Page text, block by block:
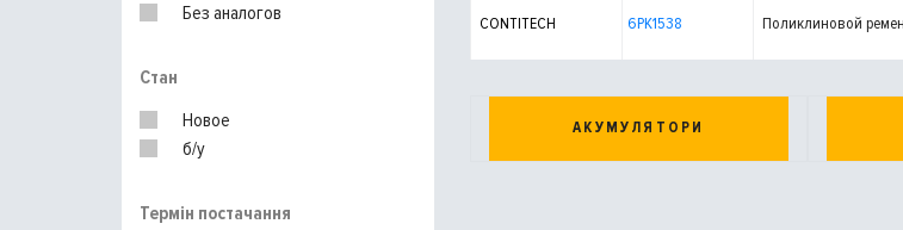
Без аналогов
Стан
Новое
б/у
Термін постачання
CONTITECH 6PK1538 Поликлиновой
АКУМУЛЯТОРИ